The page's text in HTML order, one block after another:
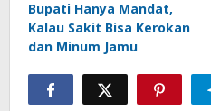
Bupati Hanya Mandat,
Kalau Sakit Bisa Kerokan
dan Minum Jamu